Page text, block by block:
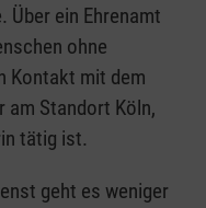
Über ein Ehrenamt
ohne
Kontakt mit dem
Standort Köln,
tätig ist.
geht es weniger